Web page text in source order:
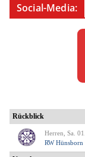
Social-Media: